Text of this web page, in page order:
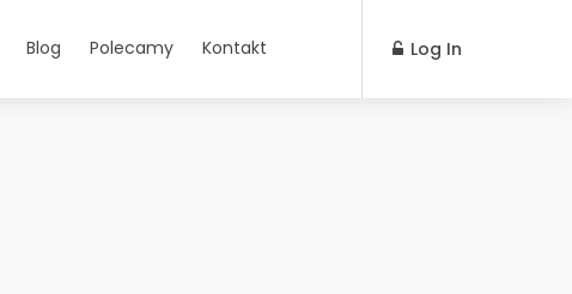
Blog Polecamy Kontakt Log In